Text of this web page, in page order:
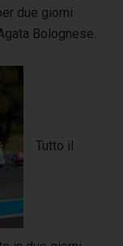
due giorni
Bolognese.
Tutto il